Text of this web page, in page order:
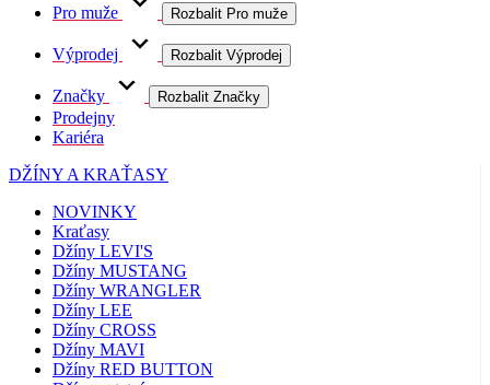
Pro muže Rozbalit Pro muže
Výprodej Rozbalit Výprodej
Značky Rozbalit Značky
Prodejny
Kariéra
DŽÍNY A KRAŤASY
NOVINKY
Kraťasy
Džíny LEVI'S
Džíny MUSTANG
Džíny WRANGLER
Džíny LEE
Džíny CROSS
Džíny MAVI
Džíny RED BUTTON